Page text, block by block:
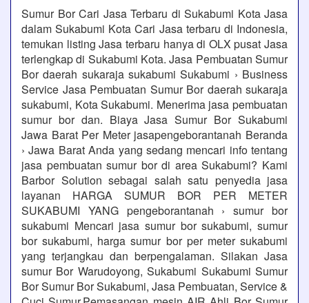
Sumur Bor Cari Jasa Terbaru di Sukabumi Kota Jasa
dalam Sukabumi Kota Cari Jasa terbaru di Indonesia,
temukan listing Jasa terbaru hanya di OLX pusat Jasa
terlengkap di Sukabumi Kota. Jasa Pembuatan Sumur
Bor daerah sukaraja sukabumi Sukabumi › Business
Service Jasa Pembuatan Sumur Bor daerah sukaraja
sukabumi, Kota Sukabumi. Menerima jasa pembuatan
sumur bor dan. Biaya Jasa Sumur Bor Sukabumi
Jawa Barat Per Meter jasapengeborantanah Beranda
› Jawa Barat Anda yang sedang mencari info tentang
jasa pembuatan sumur bor di area Sukabumi? Kami
Barbor Solution sebagai salah satu penyedia jasa
layanan HARGA SUMUR BOR PER METER
SUKABUMI YANG pengeborantanah › sumur bor
sukabumi Mencari jasa sumur bor sukabumi, sumur
bor sukabumi, harga sumur bor per meter sukabumi
yang terjangkau dan berpengalaman. Silakan Jasa
sumur Bor Warudoyong, Sukabumi Sukabumi Sumur
Bor Sumur Bor Sukabumi, Jasa Pembuatan, Service &